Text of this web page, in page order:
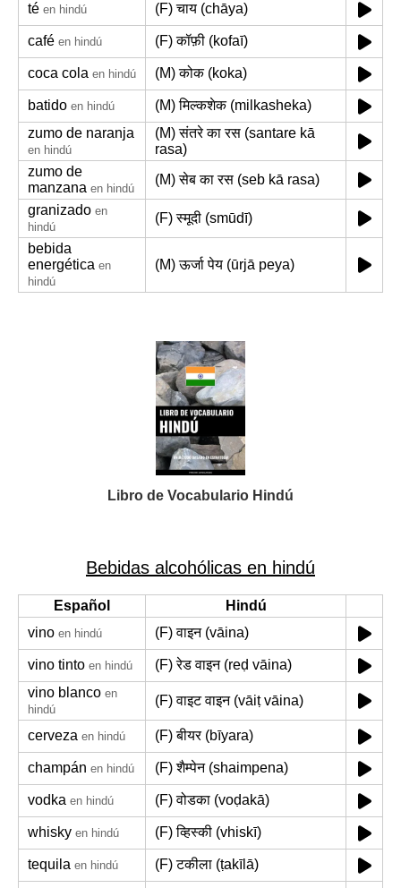
té en hindú (F) चाय (chāya)
café en hindú (F) कॉफ़ी (kofaī)
coca cola en hindú (M) कोक (koka)
batido en hindú
(M) मिल्कशेक (milkasheka)
zumo de naranja
en hindú
(M) संतरे का रस (santare kā
rasa)
zumo de
manzana en hindú
(M) सेब का रस (seb kā rasa)
granizado en
hindú
(F) स्मूदी (smūdī)
bebida
energética en
hindú
(M) ऊर्जा पेय (ūrjā peya)
Libro de Vocabulario Hindú
Bebidas alcohólicas en hindú
Español
Hindú
vino en hindú (F) वाइन (vāina)
vino tinto en hindú
(F) रेड वाइन (reḍ vāina)
vino blanco en
hindú
(F) वाइट वाइन (vāiṭ vāina)
cerveza en hindú (F) बीयर (bīyara)
champán en hindú (F) शैम्पेन (shaimpena)
vodka en hindú (F) वोडका (voḍakā)
whisky en hindú (F) व्हिस्की (vhiskī)
tequila en hindú (F) टकीला (ṭakīlā)